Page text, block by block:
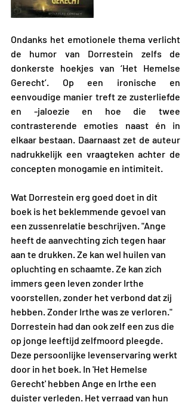
Ondanks het emotionele thema verlicht
de humor van Dorrestein zelfs de
donkerste hoekjes van ‘Het Hemelse
Gerecht’. Op een ironische en
eenvoudige manier treft ze zusterliefde
en -jaloezie en hoe die twee
contrasterende emoties naast én in
elkaar bestaan. Daarnaast zet de auteur
nadrukkelijk een vraagteken achter de
concepten monogamie en intimiteit.
Wat Dorrestein erg goed doet in dit
boek is het beklemmende gevoel van
een zussenrelatie beschrijven. "Ange
heeft de aanvechting zich tegen haar
aan te drukken. Ze kan wel huilen van
opluchting en schaamte. Ze kan zich
immers geen leven zonder Irthe
voorstellen, zonder het verbond dat zij
hebben. Zonder Irthe was ze verloren."
Dorrestein had dan ook zelf een zus die
op jonge leeftijd zelfmoord pleegde.
Deze persoonlijke levenservaring werkt
door in het boek. In 'Het Hemelse
Gerecht' hebben Ange en Irthe een
duister verleden. Het verraad van hun